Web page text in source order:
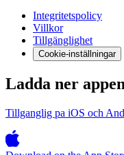
Integritetspolicy
Villkor
Tillgänglighet
Cookie-inställningar
Ladda ner appen
Tillganglig pa iOS och